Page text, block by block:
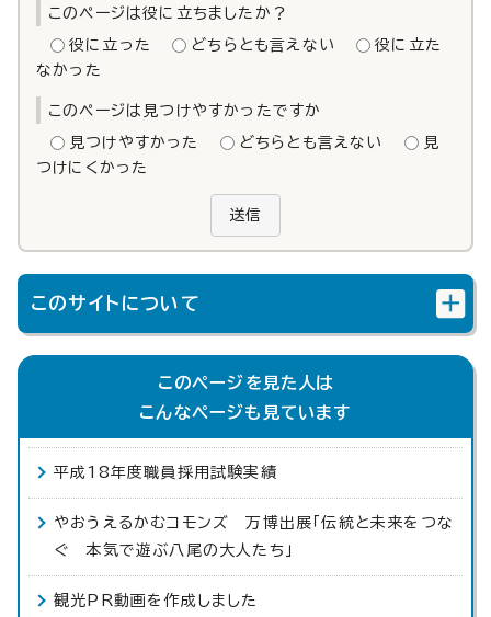
このページは役に立ちましたか？
役に立った どちらとも言えない
役に立た
なかった
このページは見つけやすかったですか
見つけやすかった どちらとも言えない
見
つけにくかった
送信
このサイトについて
このページを見た人は
こんなページも見ています
平成18年度職員採用試験実績
やおうえるかむコモンズ 万博出展「伝統と未来をつな
ぐ 本気で遊ぶ八尾の大人たち」
観光PR動画を作成しました